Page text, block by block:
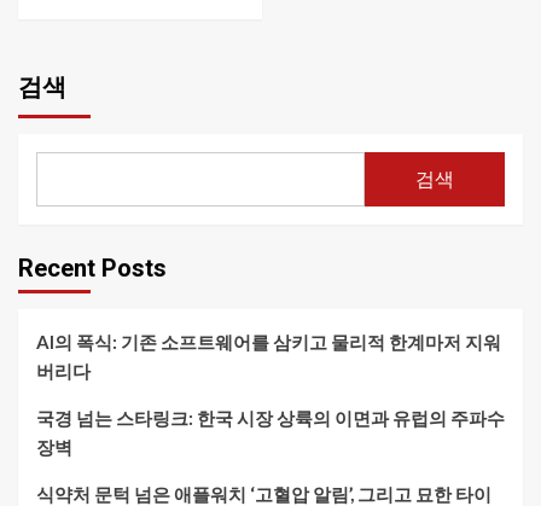
검색
검색
Recent Posts
AI의 폭식: 기존 소프트웨어를 삼키고 물리적 한계마저 지워
버리다
국경 넘는 스타링크: 한국 시장 상륙의 이면과 유럽의 주파수
장벽
식약처 문턱 넘은 애플워치 ‘고혈압 알림’, 그리고 묘한 타이